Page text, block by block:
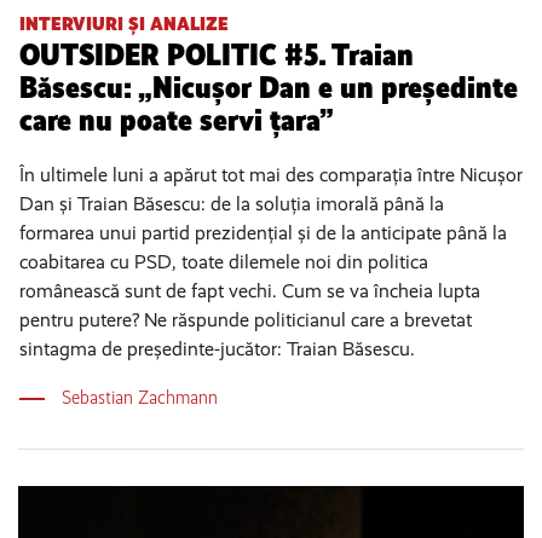
INTERVIURI ȘI ANALIZE
OUTSIDER POLITIC #5. Traian
Băsescu: „Nicușor Dan e un președinte
care nu poate servi țara”
În ultimele luni a apărut tot mai des comparația între Nicușor
Dan și Traian Băsescu: de la soluția imorală până la
formarea unui partid prezidențial și de la anticipate până la
coabitarea cu PSD, toate dilemele noi din politica
românească sunt de fapt vechi. Cum se va încheia lupta
pentru putere? Ne răspunde politicianul care a brevetat
sintagma de președinte-jucător: Traian Băsescu.
Sebastian Zachmann